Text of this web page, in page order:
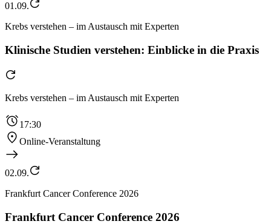
01.09.
Krebs verstehen – im Austausch mit Experten
Klinische Studien verstehen: Einblicke in die Praxis
Krebs verstehen – im Austausch mit Experten
17:30
Online-Veranstaltung
02.09.
Frankfurt Cancer Conference 2026
Frankfurt Cancer Conference 2026